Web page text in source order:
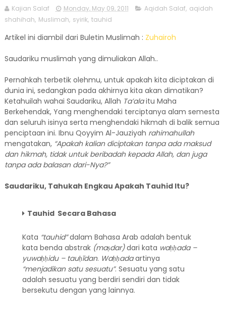
Kajian Salaf Monday, May 09, 2011 Aqidah Salaf, aqidah
shahihah, Muslimah, syirik, tauhid
Artikel ini diambil dari Buletin Muslimah : Zuhairoh
Saudariku muslimah yang dimuliakan Allah..
Pernahkah terbetik olehmu, untuk apakah kita diciptakan di
dunia ini, sedangkan pada akhirnya kita akan dimatikan?
Ketahuilah wahai Saudariku, Allah Ta’alaitu Maha
Berkehendak, Yang menghendaki terciptanya alam semesta
dan seluruh isinya serta menghendaki hikmah di balik semua
penciptaan ini. Ibnu Qoyyim Al-Jauziyah rahimahullah
mengatakan, “Apakah kalian diciptakan tanpa ada maksud
dan hikmah, tidak untuk beribadah kepada Allah, dan juga
tanpa ada balasan dari-Nya?”
Saudariku, Tahukah Engkau Apakah Tauhid Itu?
Tauhid Secara Bahasa
Kata “tauhid”dalam Bahasa Arab adalah bentuk
kata benda abstrak (maṣdar)dari kata waḥḥada –
yuwaḥḥidu – tauḥīdan. Waḥḥadaartinya
“menjadikan satu sesuatu”. Sesuatu yang satu
adalah sesuatu yang berdiri sendiri dan tidak
bersekutu dengan yang lainnya.